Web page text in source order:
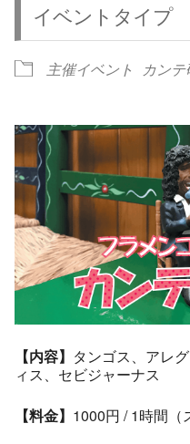
イベントタイプ
主催イベント カン
【内容】 タンゴス、アレ
ィス、セビジャーナス
【料金】 1000円 / 1時間（